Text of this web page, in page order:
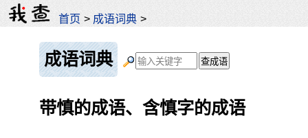
首页 > 成语词典 >
成语词典
带慎的成语、含慎字的成语